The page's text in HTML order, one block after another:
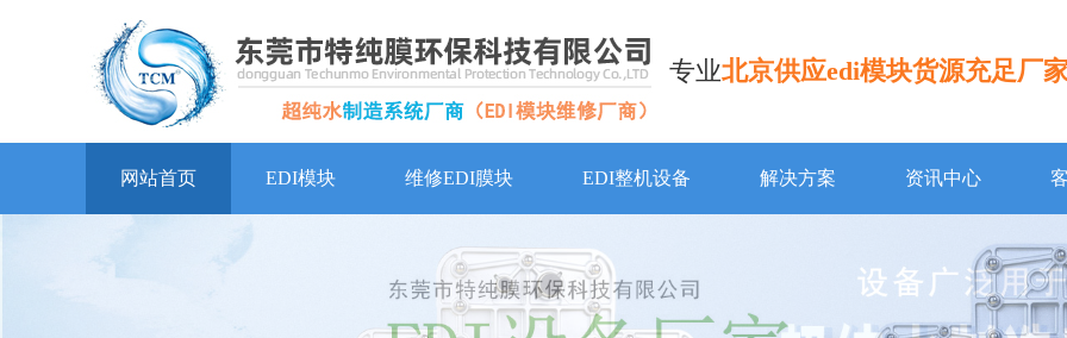
专业北京供应edi模块货源充足厂
网站首页 EDI模块 维修EDI膜块 EDI整机设备 解决方案 资讯中心